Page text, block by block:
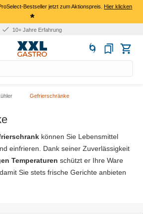
Bestseller jetzt zum Aktionspreis.Hier klicken
*
10+ Jahre Erfahrung
Gefrierschränke
können Sie Lebensmittel
einfrieren. Dank seiner Zuverlässigkeit
Temperaturen schützt er Ihre Ware
Sie stets frische Gerichte anbieten